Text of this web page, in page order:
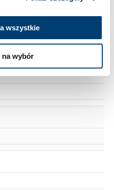
wszystkie
na wybór